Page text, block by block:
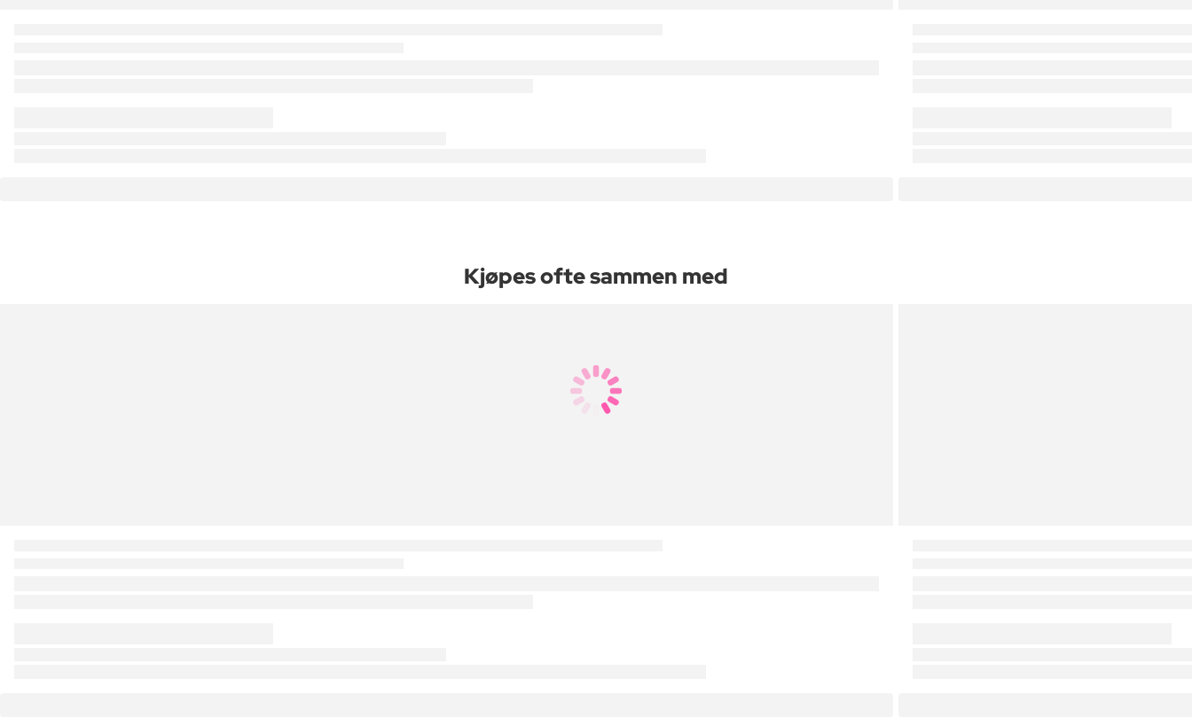
Kjøpes ofte sammen med